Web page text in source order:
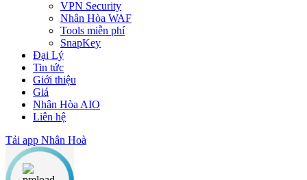
VPN Security
Nhân Hòa WAF
Tools miễn phí
SnapKey
Đại Lý
Tin tức
Giới thiệu
Giá
Nhân Hòa AIO
Liên hệ
Tải app Nhân Hoà
Nội dung chính